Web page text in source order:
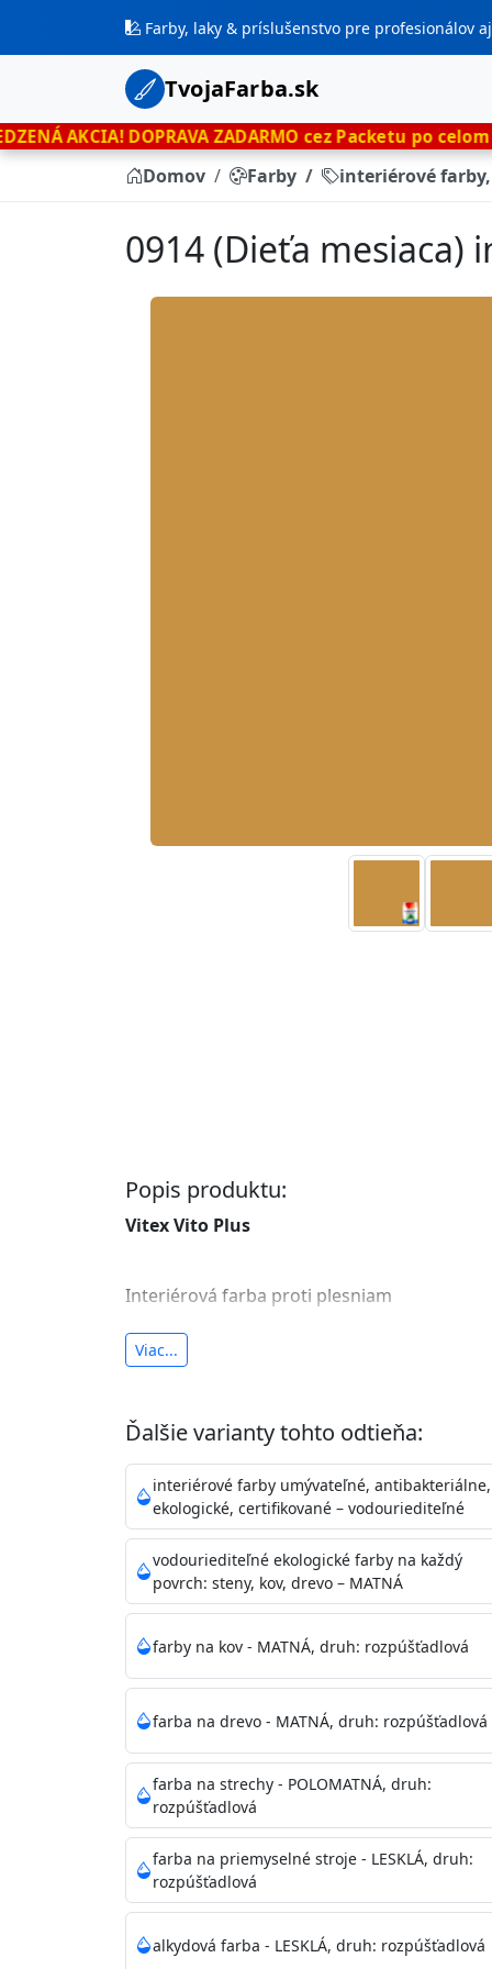
Farby, laky & príslušenstvo pre profesionálov
TvojaFarba.sk
DOPRAVA ZADARMO cez Packetu po celom Slovensku
Domov Farby interiérové
0914 (Dieťa
Popis produktu:
Vitex Vito Plus
Interiérová farba proti plesniam
antibakteriálna a umývateľná
Je interiérová protiplesňová farba s iónmi
znižuje (o 99,9%) množstvo baktérií na
vysokými nárokmi na hygienickú
sály, potravinárske priestory, detské
vhodná aj do bežných priestorov.Je plne
zachovaní priedušnosti vodných pár z
vysokú výdatnosť a výborný rozliv. Je
Odtieň: Biela + je možné tónovať podľa RAL,
Informácie k aplikácií
Pred použitím farbu narieďte do 10%
vrstvu štetcom, valčekom alebo
4hod/23°C je možné aplikovať ďalšiu
teplotou sa doba schnutia predlžuje.
Neaplikujte pri teplote pod 5°C a nad
Viac...
Ďalšie varianty tohto odtieňa:
interiérové farby umývateľné, antibakteriálne,
ekologické, certifikované – vodouriediteľné
vodouriediteľné ekologické farby na každý
povrch: steny, kov, drevo – MATNÁ
farby na kov - MATNÁ, druh: rozpúšťadlová
farba na drevo - MATNÁ, druh: rozpúšťadlová
farba na strechy - POLOMATNÁ, druh:
rozpúšťadlová
farba na priemyselné stroje - LESKLÁ, druh:
rozpúšťadlová
alkydová farba - LESKLÁ, druh: rozpúšťadlová